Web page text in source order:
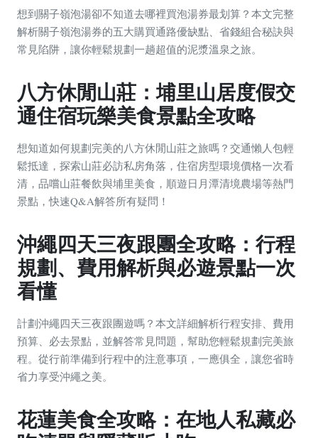
想到關子嶺泡湯卻不知道去哪裡買泡湯券最划算？本文完整
解析關子嶺泡湯券的五大購買通路優缺點、省錢組合秘訣與
常見陷阱，讓你輕鬆規劃一趟超值的泥漿溫泉之旅。
八方休閒山莊：埔里山居度假交
通住宿玩樂美食景點全攻略
想知道如何規劃完美的八方休閒山莊之旅嗎？交通懶人包輕
鬆抵達，探索山莊必訪私房角落，住宿房型環境價格一次看
清，品嚐山莊餐飲與埔里美食，順遊日月潭清境農場等熱門
景點，快速Q&A解答所有疑問！
沖繩四天三夜跟團全攻略：行程
規劃、費用解析與必遊景點一次
看懂
計劃沖繩四天三夜跟團遊嗎？本文詳細解析行程安排、費用
預算、必去景點，並解答常見問題，幫助您輕鬆規劃完美旅
程。從行前準備到行程中的注意事項，一應俱全，讓您省時
省力享受沖繩之美。
花蓮美食全攻略：在地人私藏必